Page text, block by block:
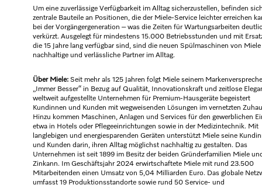
Um eine zuverlässige Verfügbarkeit im Alltag sicherzustellen, befinden
zentrale Bauteile an Positionen, die der Miele-Service leichter erreichen
bei der Vorgängergeneration – was die Zeiten für Wartungsarbeiten
verkürzt. Ausgelegt für mindestens 15.000 Betriebsstunden und mit
die 15 Jahre lang verfügbar sind, sind die neuen Spülmaschinen von Miele
nachhaltige und verlässliche Partner im Alltag.
Über Miele: Seit mehr als 125 Jahren folgt Miele seinem
„Immer Besser“ in Bezug auf Qualität, Innovationskraft und zeitlose
weltweit aufgestellte Unternehmen für Premium-Hausgeräte begeistert
Kundinnen und Kunden mit wegweisenden Lösungen im vernetzten
Hinzu kommen Maschinen, Anlagen und Services für den gewerblichen
etwa in Hotels oder Pflegeeinrichtungen sowie in der Medizintechnik. Mit
langlebigen und energiesparenden Geräten unterstützt Miele seine
und Kunden darin, ihren Alltag möglichst nachhaltig zu gestalten. Das
Unternehmen ist seit 1899 im Besitz der beiden Gründerfamilien Miele
Zinkann. Im Geschäftsjahr 2024 erwirtschaftete Miele mit rund 23.500
Mitarbeitenden einen Umsatz von 5,04 Milliarden Euro. Das globale
umfasst 19 Produktionsstandorte sowie rund 50 Service- und